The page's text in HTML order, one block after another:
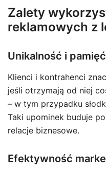
Zalety
reklamowych z
Unikalność i
Klienci i kontrahenci
jeśli otrzymają od niej
– w tym przypadku
Taki upominek buduje
relacje biznesowe.
Efektywność